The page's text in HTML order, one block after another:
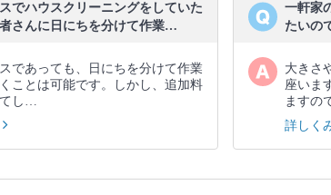
でハウスクリーニングをしていた
さんに日にちを分けて作業…
であっても、日にちを分けて作業
ことは可能です。しかし、追加料
し…
一軒家
たいの
大きさ
座いま
ますの
詳しく